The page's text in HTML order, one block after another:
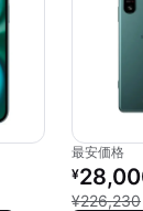
：
品との比較：
最安価格
リファー
¥
¥226,230